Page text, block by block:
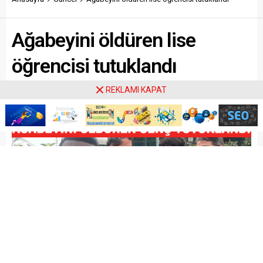
Ağabeyini öldüren lise
öğrencisi tutuklandı
REKLAMI KAPAT